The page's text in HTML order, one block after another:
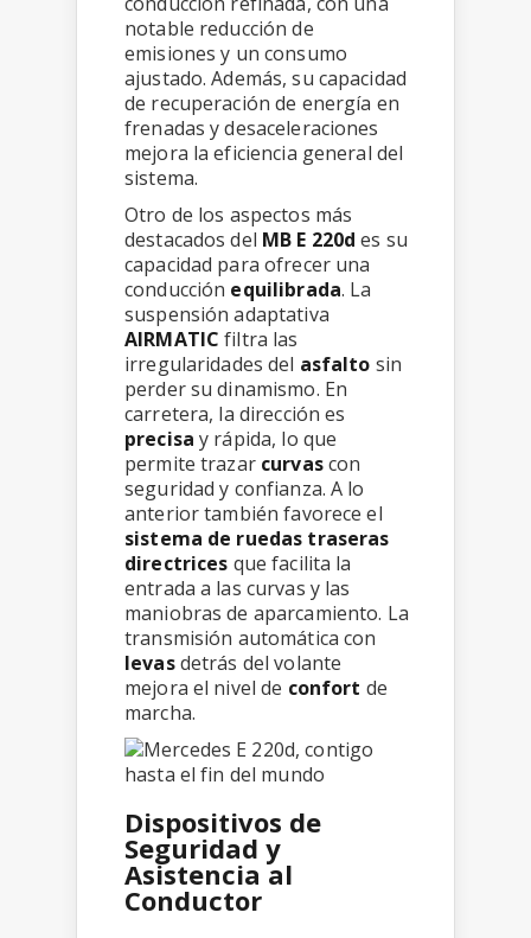
notable reducción de
emisiones y un consumo
ajustado. Además, su capacidad
de recuperación de energía en
frenadas y desaceleraciones
mejora la eficiencia general del
sistema.
Otro de los aspectos más
destacados del MB E 220d es su
capacidad para ofrecer una
conducción equilibrada. La
suspensión adaptativa
AIRMATIC filtra las
irregularidades del asfalto sin
perder su dinamismo. En
carretera, la dirección es
precisa y rápida, lo que
permite trazar curvascon
seguridad y confianza. A lo
anterior también favorece el
sistema de ruedas traseras
directrices que facilita la
entrada a las curvas y las
maniobras de aparcamiento. La
transmisión automática con
levasdetrás del volante
mejora el nivel de confort de
marcha.
Dispositivos de
Seguridad y
Asistencia al
Conductor